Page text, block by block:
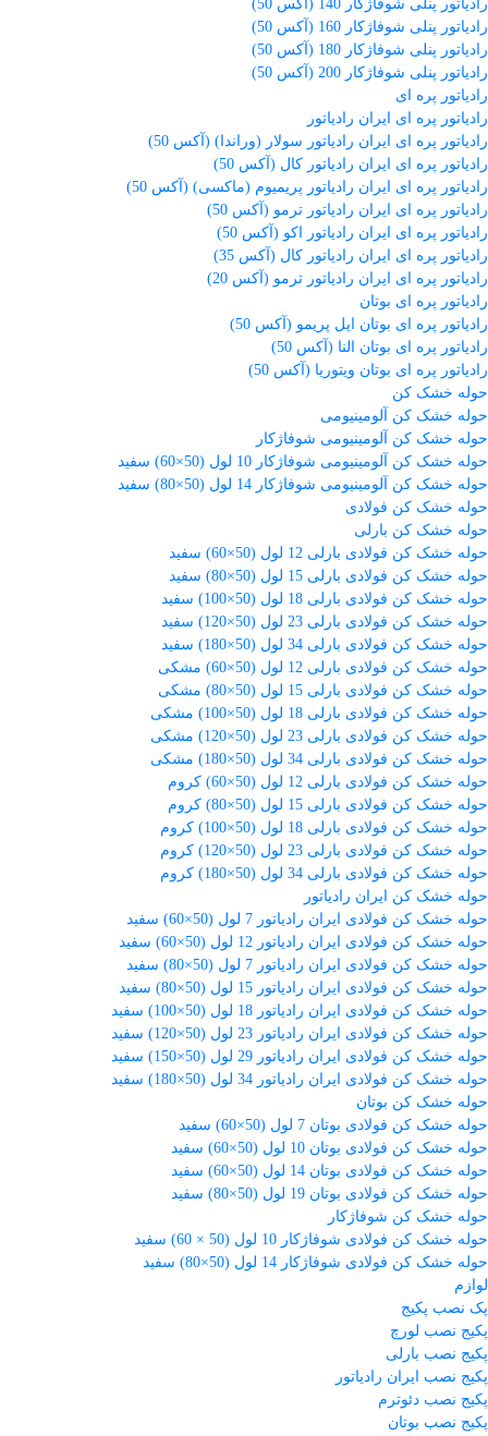
رادیاتور پنلی شوفاژکار 140 (آکس 50)
رادیاتور پنلی شوفاژکار 160 (آکس 50)
رادیاتور پنلی شوفاژکار 180 (آکس 50)
رادیاتور پنلی شوفاژکار 200 (آکس 50)
رادیاتور پره ای
رادیاتور پره ای ایران رادیاتور
رادیاتور پره ای ایران رادیاتور سولار (وراندا) (آکس 50)
رادیاتور پره ای ایران رادیاتور کال (آکس 50)
رادیاتور پره ای ایران رادیاتور پریمیوم (ماکسی) (آکس 50)
رادیاتور پره ای ایران رادیاتور ترمو (آکس 50)
رادیاتور پره ای ایران رادیاتور اکو (آکس 50)
رادیاتور پره ای ایران رادیاتور کال (آکس 35)
رادیاتور پره ای ایران رادیاتور ترمو (آکس 20)
رادیاتور پره ای بوتان
رادیاتور پره ای بوتان ایل پریمو (آکس 50)
رادیاتور پره ای بوتان النا (آکس 50)
رادیاتور پره ای بوتان ویتوریا (آکس 50)
حوله خشک کن
حوله خشک کن آلومینیومی
حوله خشک کن آلومینیومی شوفاژکار
حوله خشک کن آلومینیومی شوفاژکار 10 لول (50×60) سفید
حوله خشک کن آلومینیومی شوفاژکار 14 لول (50×80) سفید
حوله خشک کن فولادی
حوله خشک کن بارلی
حوله خشک کن فولادی بارلی 12 لول (50×60) سفید
حوله خشک کن فولادی بارلی 15 لول (50×80) سفید
حوله خشک کن فولادی بارلی 18 لول (50×100) سفید
حوله خشک کن فولادی بارلی 23 لول (50×120) سفید
حوله خشک کن فولادی بارلی 34 لول (50×180) سفید
حوله خشک کن فولادی بارلی 12 لول (50×60) مشکی
حوله خشک کن فولادی بارلی 15 لول (50×80) مشکی
حوله خشک کن فولادی بارلی 18 لول (50×100) مشکی
حوله خشک کن فولادی بارلی 23 لول (50×120) مشکی
حوله خشک کن فولادی بارلی 34 لول (50×180) مشکی
حوله خشک کن فولادی بارلی 12 لول (50×60) کروم
حوله خشک کن فولادی بارلی 15 لول (50×80) کروم
حوله خشک کن فولادی بارلی 18 لول (50×100) کروم
حوله خشک کن فولادی بارلی 23 لول (50×120) کروم
حوله خشک کن فولادی بارلی 34 لول (50×180) کروم
حوله خشک کن ایران رادیاتور
حوله خشک کن فولادی ایران رادیاتور 7 لول (50×60) سفید
حوله خشک کن فولادی ایران رادیاتور 12 لول (50×60) سفید
حوله خشک کن فولادی ایران رادیاتور 7 لول (50×80) سفید
حوله خشک کن فولادی ایران رادیاتور 15 لول (50×80) سفید
حوله خشک کن فولادی ایران رادیاتور 18 لول (50×100) سفید
حوله خشک کن فولادی ایران رادیاتور 23 لول (50×120) سفید
حوله خشک کن فولادی ایران رادیاتور 29 لول (50×150) سفید
حوله خشک کن فولادی ایران رادیاتور 34 لول (50×180) سفید
حوله خشک کن بوتان
حوله خشک کن فولادی بوتان 7 لول (50×60) سفید
حوله خشک کن فولادی بوتان 10 لول (50×60) سفید
حوله خشک کن فولادی بوتان 14 لول (50×60) سفید
حوله خشک کن فولادی بوتان 19 لول (50×80) سفید
حوله خشک کن شوفاژکار
حوله خشک کن فولادی شوفاژکار 10 لول (50 × 60) سفید
حوله خشک کن فولادی شوفاژکار 14 لول (50×80) سفید
لوازم
پک نصب پکیج
پکیج نصب لورچ
پکیج نصب بارلی
پکیج نصب ایران رادیاتور
پکیج نصب دئوترم
پکیج نصب بوتان